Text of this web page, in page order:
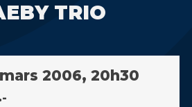
TRIO
2006, 20h30